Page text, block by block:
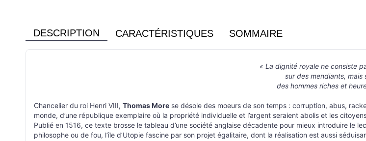
DESCRIPTION CARACTÉRISTIQUES SOMMAIRE
« La dignité royale ne consiste
sur des mendiants, mais
des hommes riches et
Chancelier du roi Henri VIII, Thomas More se désole des moeurs de son temps : corruption, abus,
monde, d’une république exemplaire où la propriété individuelle et l’argent seraient abolis et les
Publié en 1516, ce texte brosse le tableau d’une société anglaise décadente pour mieux introduire le
philosophe ou de fou, l’île d’Utopie fascine par son projet égalitaire, dont la réalisation est aussi